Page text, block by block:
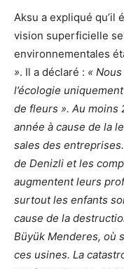
Aksu a expliqué qu’il
vision superficielle
environnementales
». Il a déclaré : «
l’écologie
de fleurs ». Au moins
année à cause de la
sales des
de Denizli et les
augmentent leurs
surtout les enfants
cause de la
Büyük Menderes, où
ces usines. La